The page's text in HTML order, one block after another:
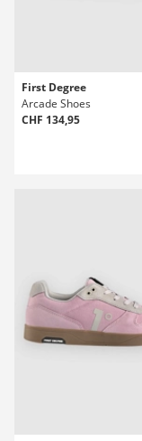
First Degree
Arcade Shoes
CHF 134,95